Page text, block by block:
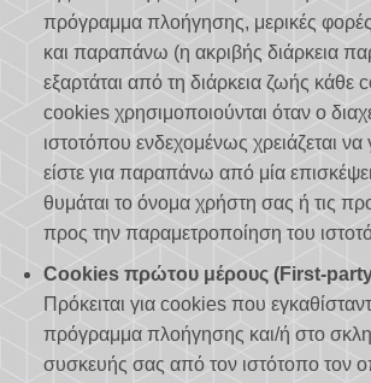
πρόγραμμα πλοήγησης, μερικές φορές
και παραπάνω (η ακριβής διάρκεια
εξαρτάται από τη διάρκεια ζωής κάθε
cookies χρησιμοποιούνται όταν ο
ιστοτόπου ενδεχομένως χρειάζεται να
είστε για παραπάνω από μία
θυμάται το όνομα χρήστη σας ή τις
προς την παραμετροποίηση του
Cookies πρώτου μέρους (First-
Πρόκειται για cookies που
πρόγραμμα πλοήγησης και/ή στο
συσκευής σας από τον ιστότοπο τον